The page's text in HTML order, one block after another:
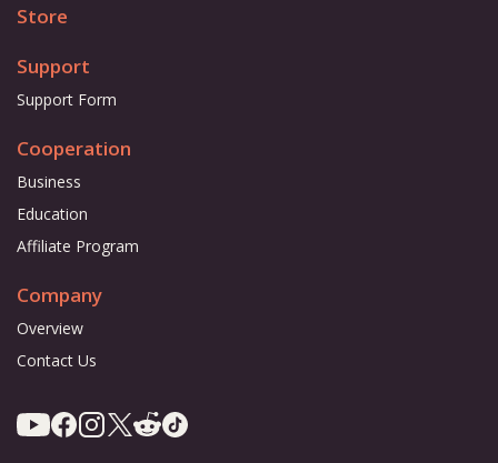
Store
Support
Support Form
Cooperation
Business
Education
Affiliate Program
Company
Overview
Contact Us